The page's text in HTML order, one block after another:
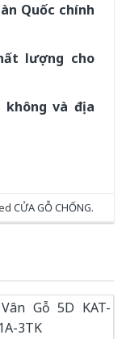
Quốc chính
lượng cho
không và địa
CỬA GỖ CHỐNG.